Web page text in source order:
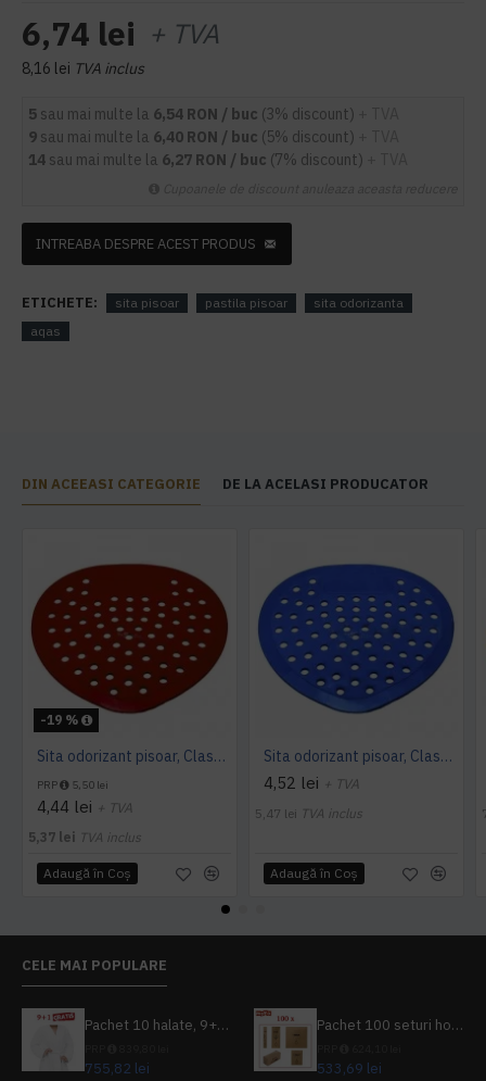
6,74 lei + TVA
8,16 lei TVA inclus
5 sau mai multe la 6,54 RON / buc (3% discount)
9 sau mai multe la 6,40 RON / buc (5% discount)
14 sau mai multe la 6,27 RON / buc (7% discount)
INTREABA DESPRE ACEST PRODUS
ETICHETE: sita pisoar pastila pisoar
sita odorizanta
aqas
DIN ACEEASI CATEGORIE DE LA ACELASI PRODUCATOR
-19 %
Sita odorizant pisoar, Classic Red
PRP 5,50 lei
4,44 lei + TVA
5,37 lei TVA inclus
Adaugă în Coş
Sita odorizant pisoar, Classic Blue
4,52 lei + TVA
5,47 lei TVA inclus
Adaugă în Coş
CELE MAI POPULARE
Pachet 10 halate, 9+1 gratuit
755,82 lei
Pachet 100 seturi hoteliere, set dentar, set barbierit, casca de dus, pila unghii, set cusut
533,69 lei